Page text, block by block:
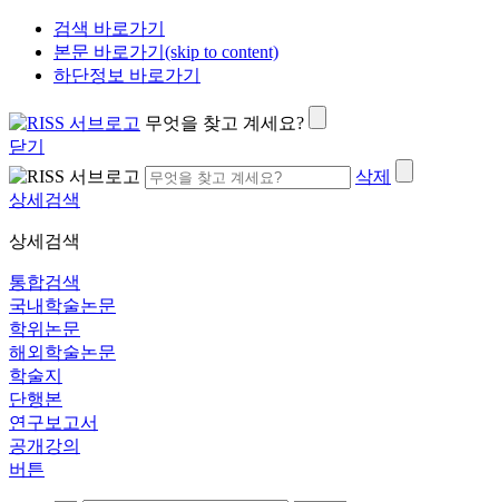
검색 바로가기
본문 바로가기(skip to content)
하단정보 바로가기
무엇을 찾고 계세요?
닫기
삭제
상세검색
상세검색
통합검색
국내학술논문
학위논문
해외학술논문
학술지
단행본
연구보고서
공개강의
버튼